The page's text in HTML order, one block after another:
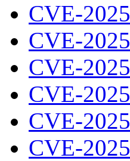
CVE-
CVE-
CVE-
CVE-
CVE-
CVE-